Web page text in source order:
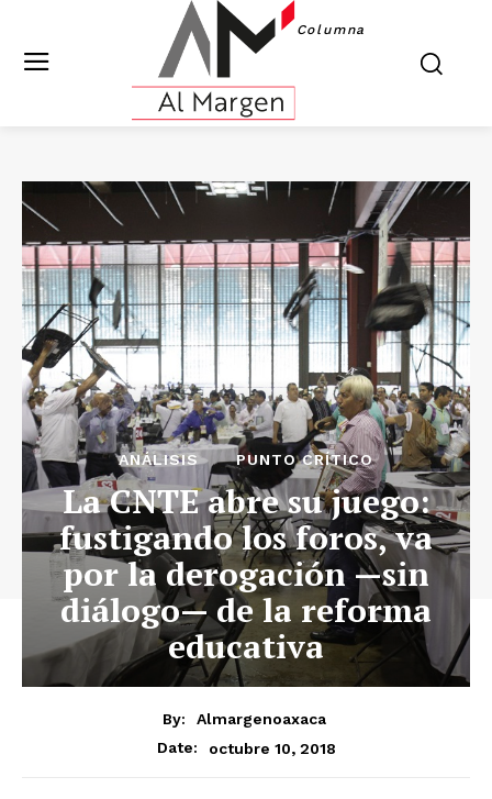
Columna
ANÁLISIS PUNTO CRÍTICO
La CNTE abre su juego:
fustigando los foros, va
por la derogación —sin
diálogo— de la reforma
educativa
By:
Almargenoaxaca
Date:
octubre 10, 2018